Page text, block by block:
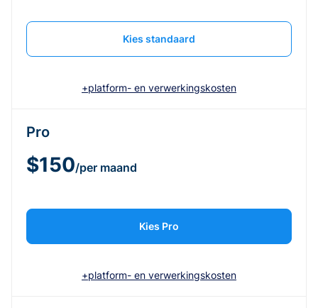
Kies standaard
+platform- en verwerkingskosten
Pro
$150/per maand
Kies Pro
+platform- en verwerkingskosten